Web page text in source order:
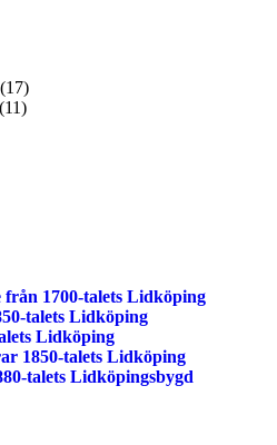
(17)
1700-talets Lidköping
talets Lidköping
Lidköping
1850-talets Lidköping
talets Lidköpingsbygd